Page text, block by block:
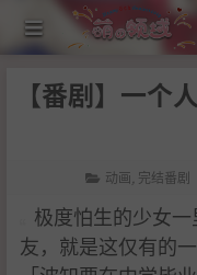
【番剧】一个
动画 完结番剧
极度怕生的少女
友，就是这仅有的